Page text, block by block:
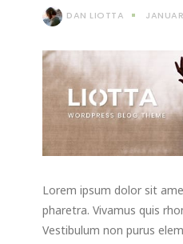
DAN LIOTTA
Lorem ipsum dolor sit
pharetra. Vivamus quis
Vestibulum non purus